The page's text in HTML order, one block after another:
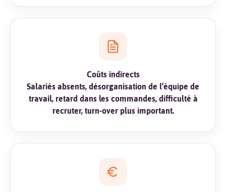
Coûts indirects
Salariés absents, désorganisation de l’équipe de
travail, retard dans les commandes, difficulté à
recruter, turn-over plus important.